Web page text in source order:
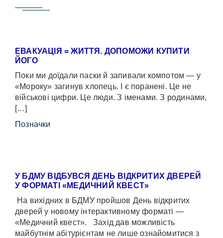
ЕВАКУАЦІЯ = ЖИТТЯ. ДОПОМОЖИ КУПИТИ
ЙОГО
Поки ми доїдали паски й запивали компотом — у
«Мороку» загинув хлопець. І є поранені. Це не
військові цифри. Це люди. З іменами. З родинами,
[…]
Позначки
У БДМУ ВІДБУВСЯ ДЕНЬ ВІДКРИТИХ ДВЕРЕЙ
У ФОРМАТІ «МЕДИЧНИЙ КВЕСТ»
На вихідних в БДМУ пройшов День відкритих
дверей у новому інтерактивному форматі —
«Медичний квест». Захід дав можливість
майбутнім абітурієнтам не лише ознайомитися з